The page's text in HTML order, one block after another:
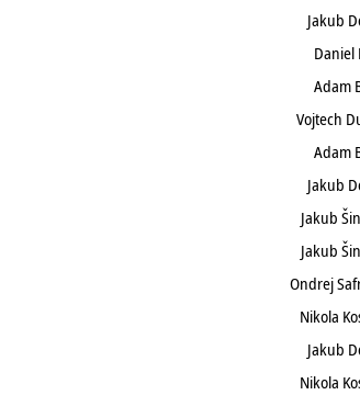
Jakub
Daniel
Adam
Vojtech
Adam
Jakub
Jakub
Jakub
Ondrej
Nikola
Jakub
Nikola